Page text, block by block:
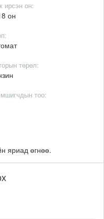
ирсэн он:
он
төрөл:
тоо:
яриад өгнөө.